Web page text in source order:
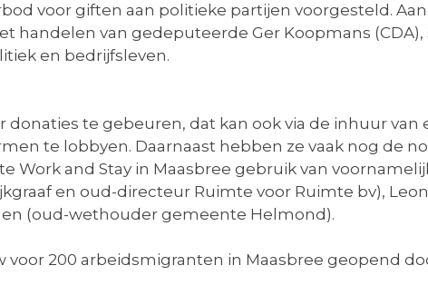
voor giften aan politieke partijen voorgesteld.
van gedeputeerde Ger Koopmans (CDA),
en bedrijfsleven.
te gebeuren, dat kan ook via de inhuur
te lobbyen. Daarnaast hebben ze vaak nog de
Work and Stay in Maasbree gebruik van
en oud-directeur Ruimte voor Ruimte bv),
(oud-wethouder gemeente Helmond).
voor 200 arbeidsmigranten in Maasbree geopend